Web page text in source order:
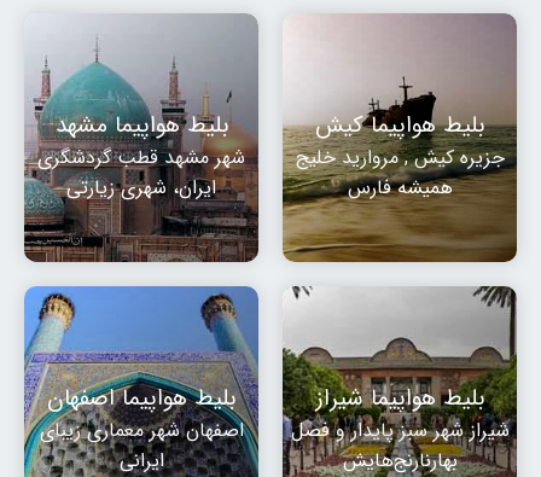
بلیط هواپیما کیش
جزیره کیش , مروارید خلیج
همیشه فارس
بلیط هواپیما مشهد
شهر مشهد قطب گردشگری
ایران، شهری زیارتی
بلیط هواپیما شیراز
شیراز شهر سبز پایدار و فصل
بهارنارنج‌هایش
بلیط هواپیما اصفهان
اصفهان شهر معماری زیبای
ایرانی